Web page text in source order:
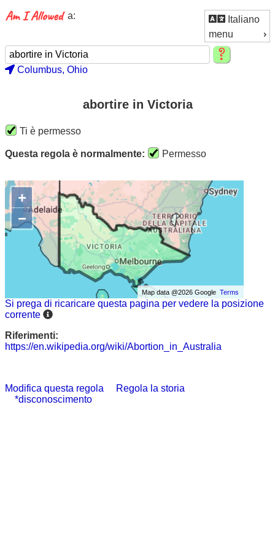
Italiano
menu
a:
Columbus, Ohio
abortire in Victoria
Ti è permesso
Questa regola è normalmente: Permesso
+
−
Map data @2026 GoogleTerms
Si prega di ricaricare questa pagina per vedere la posizione
corrente
Riferimenti:
https://en.wikipedia.org/wiki/Abortion_in_Australia
Modifica questa regola
Regola la storia
*disconoscimento